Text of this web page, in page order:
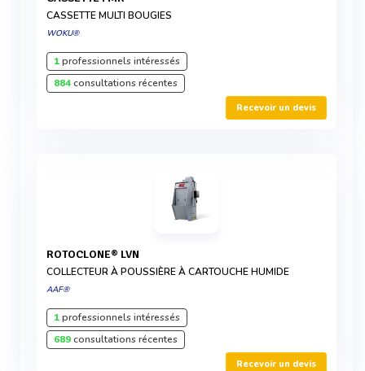
CASSETTE MULTI BOUGIES
WOKU®
1professionnels intéressés
884consultations récentes
Recevoir un devis
ROTOCLONE® LVN
COLLECTEUR À POUSSIÈRE À CARTOUCHE HUMIDE
AAF®
1professionnels intéressés
689consultations récentes
Recevoir un devis